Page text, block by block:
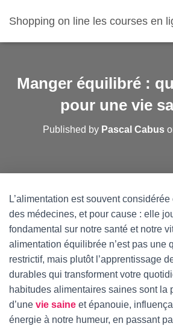
Shopping on line les courses en
Manger équilibré :
pour une vie
Published by Pascal Cabus
L’alimentation est souvent
des médecines, et pour cause : elle
fondamental sur notre santé et notre
alimentation équilibrée n’est pas une
restrictif, mais plutôt l’apprentissage
durables qui transforment votre
habitudes alimentaires saines sont la
d’une vie saine et épanouie,
énergie à notre humeur, en passant